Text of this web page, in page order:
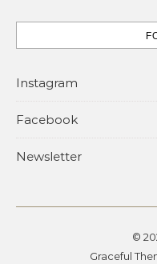
Instagram
Facebook
Newsletter
©
Graceful